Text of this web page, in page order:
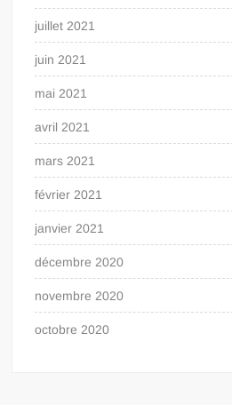
juillet 2021
juin 2021
mai 2021
avril 2021
mars 2021
février 2021
janvier 2021
décembre 2020
novembre 2020
octobre 2020